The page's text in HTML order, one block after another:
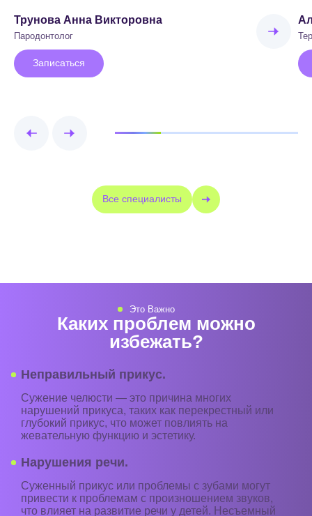
Трунова Анна Викторовна
Пародонтолог
Записаться
Все специалисты
Это Важно
Каких проблем можно
избежать?
Неправильный прикус.
Сужение челюсти — это причина многих
нарушений прикуса, таких как перекрестный или
глубокий прикус, что может повлиять на
жевательную функцию и эстетику.
Нарушения речи.
Суженный прикус или проблемы с зубами могут
привести к проблемам с произношением звуков,
что влияет на развитие речи у детей. Несъемный